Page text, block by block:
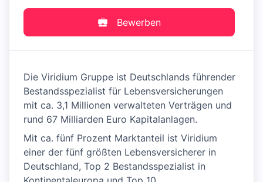
Bewerben
Die Viridium Gruppe ist Deutschlands führender
Bestandsspezialist für Lebensversicherungen
mit ca. 3,1 Millionen verwalteten Verträgen und
rund 67 Milliarden Euro Kapitalanlagen.
Mit ca. fünf Prozent Marktanteil ist Viridium
einer der fünf größten Lebensversicherer in
Deutschland, Top 2 Bestandsspezialist in